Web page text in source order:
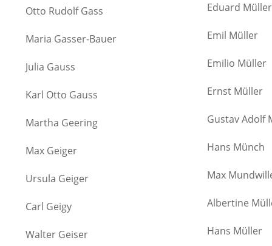
Otto Rudolf Gass
Maria Gasser-Bauer
Julia Gauss
Karl Otto Gauss
Martha Geering
Max Geiger
Ursula Geiger
Carl Geigy
Walter Geiser
Eduard Müller
Emil Müller
Emilio Müller
Ernst Müller
Gustav Adolf
Hans Münch
Max
Albertine
Hans Müller